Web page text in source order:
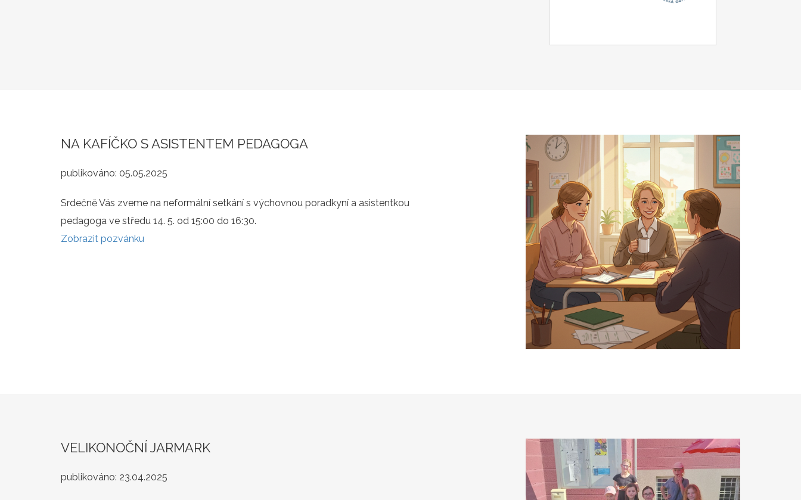
NA KAFÍČKO S ASISTENTEM PEDAGOGA
publikováno: 05.05.2025
Srdečně Vás zveme na neformální setkání s výchovnou poradkyní a asistentkou
pedagoga ve středu 14. 5. od 15:00 do 16:30.
Zobrazit pozvánku
VELIKONOČNÍ JARMARK
publikováno: 23.04.2025